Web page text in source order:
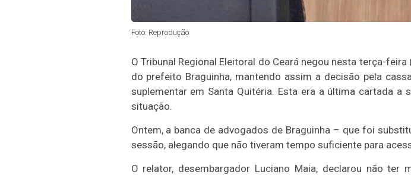
Foto: Reprodução
O Tribunal Regional Eleitoral do Ceará negou nesta terça-
do prefeito Braguinha, mantendo assim a decisão pela
suplementar em Santa Quitéria. Esta era a última cartada
situação.
Ontem, a banca de advogados de Braguinha – que foi
sessão, alegando que não tiveram tempo suficiente para
O relator, desembargador Luciano Maia, declarou não